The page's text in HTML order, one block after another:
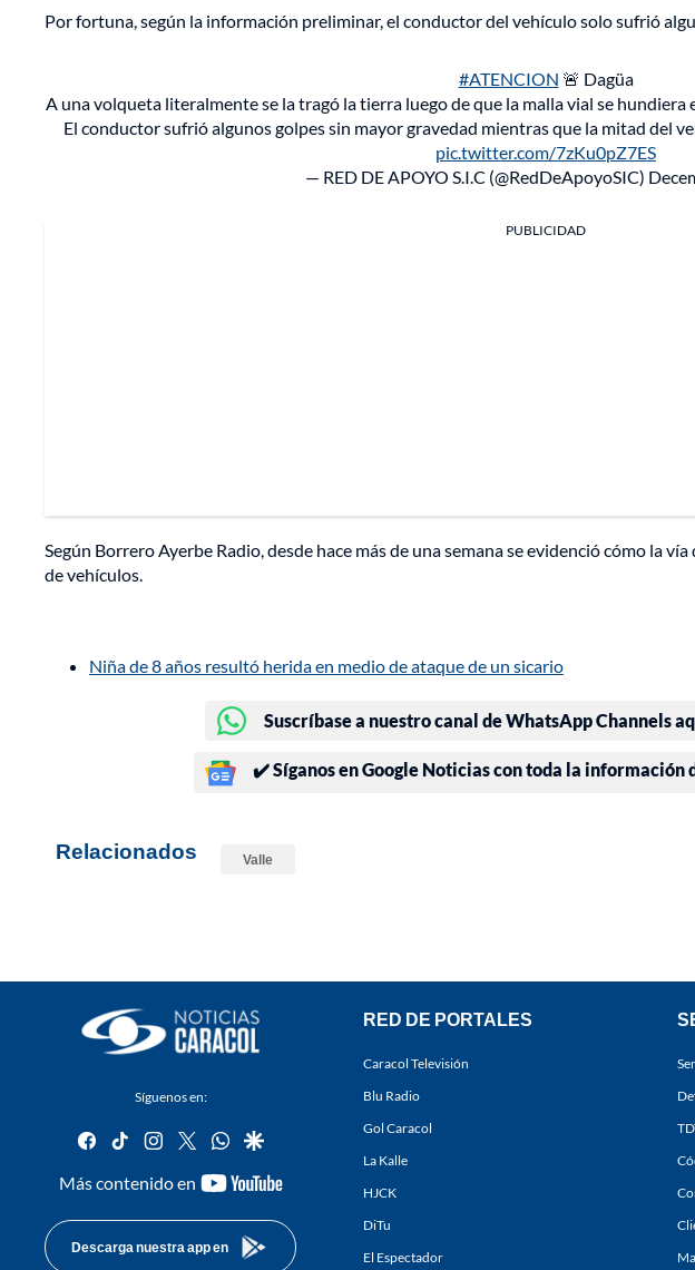
Por fortuna, según la información preliminar, el conductor del vehículo solo sufrió
#ATENCION 🚨 Dagüa
A una volqueta literalmente se la tragó la tierra luego de que la malla vial se
El conductor sufrió algunos golpes sin mayor gravedad mientras que la mitad del
pic.twitter.com/7zKu0pZ7ES
— RED DE APOYO S.I.C (@RedDeApoyoSIC)
PUBLICIDAD
Según Borrero Ayerbe Radio, desde hace más de una semana se evidenció cómo la
de vehículos.
Niña de 8 años resultó herida en medio de ataque de un sicario
Suscríbase a nuestro canal de WhatsApp Channels
✔️ Síganos en Google Noticias con toda la información
Relacionados Valle
Síguenos en:
facebook
tiktok instagram
twitterwhatsapp
google
Más contenido en
youtube-
Descarga nuestra app en
RED DE PORTALES
Caracol Televisión
Blu Radio
Gol Caracol
La Kalle
HJCK
DiTu
El Espectador